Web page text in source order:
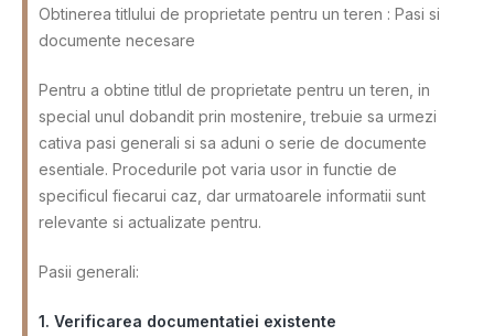
Obtinerea titlului de proprietate pentru un teren : Pasi si
documente necesare
Pentru a obtine titlul de proprietate pentru un teren, in
special unul dobandit prin mostenire, trebuie sa urmezi
cativa pasi generali si sa aduni o serie de documente
esentiale. Procedurile pot varia usor in functie de
specificul fiecarui caz, dar urmatoarele informatii sunt
relevante si actualizate pentru.
Pasii generali:
1. Verificarea documentatiei existente